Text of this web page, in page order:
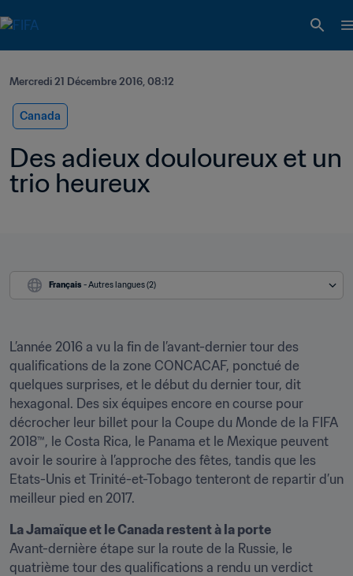
Mercredi 21 Décembre 2016, 08:12
Canada
Des adieux douloureux et un
trio heureux
Français - Autres langues (2)
L’année 2016 a vu la fin de l’avant-dernier tour des
qualifications de la zone CONCACAF, ponctué de
quelques surprises, et le début du dernier tour, dit
hexagonal. Des six équipes encore en course pour
décrocher leur billet pour la Coupe du Monde de la FIFA
2018™, le Costa Rica, le Panama et le Mexique peuvent
avoir le sourire à l’approche des fêtes, tandis que les
Etats-Unis et Trinité-et-Tobago tenteront de repartir d’un
meilleur pied en 2017.
La Jamaïque et le Canada restent à la porte
Avant-dernière étape sur la route de la Russie, le
quatrième tour des qualifications a rendu un verdict